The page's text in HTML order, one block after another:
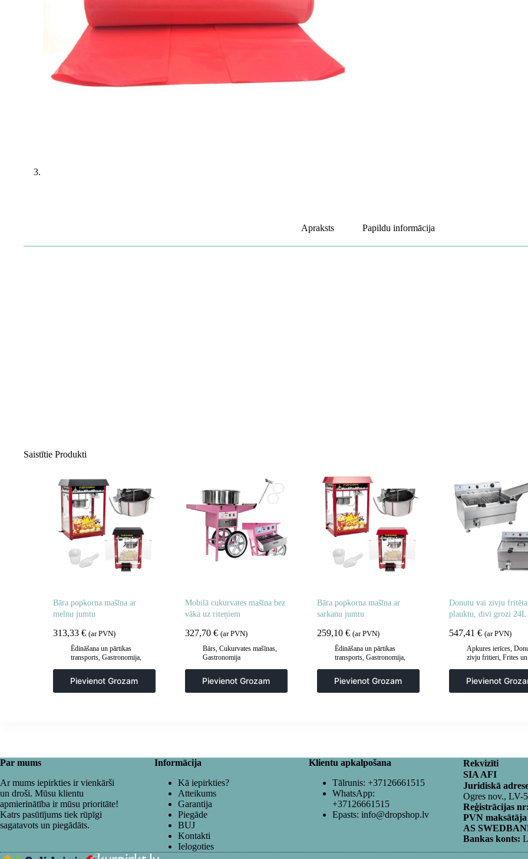
Apraksts Papildu informācija
Saistītie Produkti
Bāra popkorna mašīna ar
melnu jumtu
313,33 € (ar PVN)
Ēdināšana un pārtikas
transports, Gastronomija,
Pievienot Grozam
Mobilā cukurvates mašīna bez
vāka uz riteņiem
327,70 € (ar PVN)
Bārs, Cukurvates mašīnas,
Gastronomija
Pievienot Grozam
Bāra popkorna mašīna ar
sarkanu jumtu
259,10 € (ar PVN)
Ēdināšana un pārtikas
transports, Gastronomija,
Pievienot Grozam
Donutu vai zivju
plauktu, divi grozi 24L
547,41 € (ar PVN)
Apkures ierīces,
zivju fritieri, Frites un
Pievienot
Par mums
Ar mums iepirkties ir vienkārši
un droši. Mūsu klientu
apmierinātība ir mūsu prioritāte!
Katrs pasūtījums tiek rūpīgi
sagatavots un piegādāts.
Informācija
Kā iepirkties?
Atteikums
Garantija
Piegāde
BUJ
Kontakti
Ielogoties
Klientu apkalpošana
Tālrunis: +37126661515
WhatsApp:
+37126661515
Epasts: info@dropshop.lv
Rekvizīti
SIA AFI
Juridiskā
Ogres nov., LV-
Reģistrācijas nr:
PVN
AS
Bankas konts: